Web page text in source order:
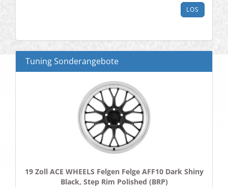
EIN.
LOS
Tuning Sonderangebote
19 Zoll ACE WHEELS Felgen Felge AFF10 Dark Shiny
Black, Step Rim Polished (BRP)